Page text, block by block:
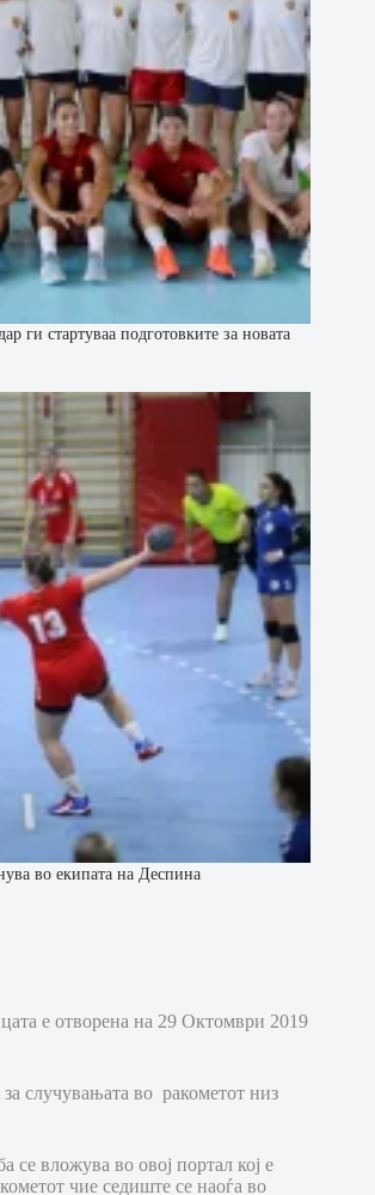
ги стартуваа подготовките за новата
во екипата на Деспина
е отворена на 29 Октомври 2019
за случувањата во ракометот низ
се вложува во овој портал кој е
чие седиште се наоѓа во